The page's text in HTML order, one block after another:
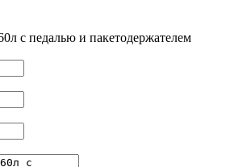
с педалью и пакетодержателем